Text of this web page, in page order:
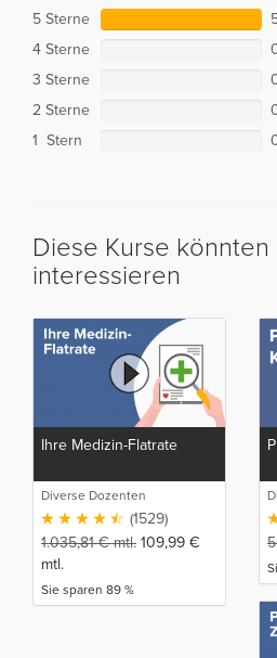
5 Sterne
4 Sterne
3 Sterne
2 Sterne
1 Stern
Diese Kurse könnten
interessieren
Ihre Medizin-Flatrate
Diverse Dozenten
(1529)
1.035,81€mtl. 109,99 €
mtl.
Sie sparen 89 %